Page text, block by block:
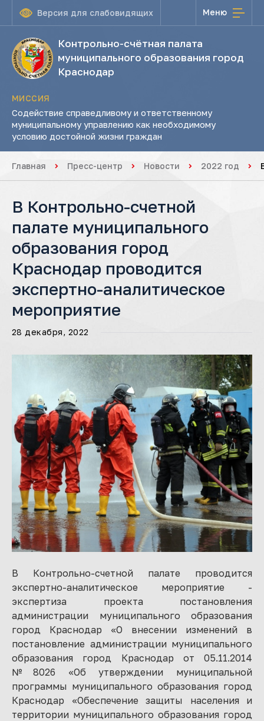
Версия для слабовидящих Меню
Контрольно-счётная палата
муниципального образования город
Краснодар
МИССИЯ
Содействие справедливому и ответственному
муниципальному управлению как необходимому
условию достойной жизни граждан
Главная Пресс-центр Новости 2022 год
В Контрольно-счетной
палате муниципального
образования город
Краснодар проводится
экспертно-аналитическое
мероприятие
28 декабря, 2022
В Контрольно-счетной палате проводится
экспертно-аналитическое мероприятие -
экспертиза проекта постановления
администрации муниципального образования
город Краснодар «О внесении изменений в
постановление администрации муниципального
образования город Краснодар от 05.11.2014
№8026 «Об утверждении муниципальной
программы муниципального образования город
Краснодар «Обеспечение защиты населения и
территории муниципального образования город